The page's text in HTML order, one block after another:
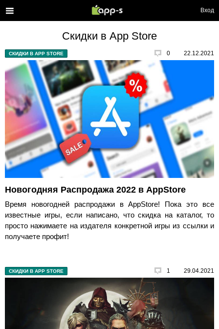
Вход
Скидки в App Store
СКИДКИ В APP STORE 0 22.12.2021
Новогодняя Распродажа 2022 в AppStore
Время новогодней распродажи в AppStore! Пока это все
известные игры, если написано, что скидка на каталог, то
просто нажимаете на издателя конкретной игры из ссылки и
получаете профит!
СКИДКИ В APP STORE 1 29.04.2021